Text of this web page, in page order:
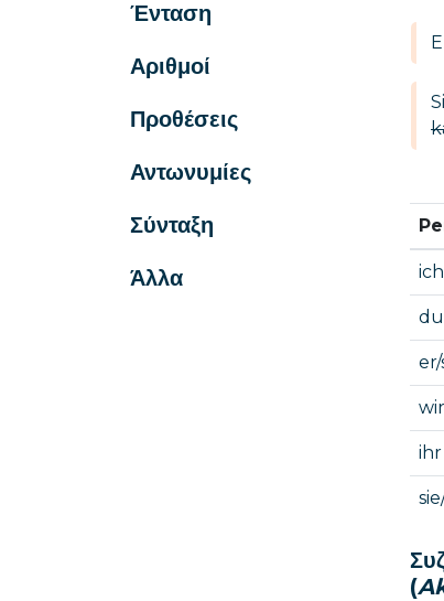
Ένταση
Αριθμοί
Προθέσεις
Αντωνυμίες
Σύνταξη
Άλλα
ich
du
er/
wir
ihr
(